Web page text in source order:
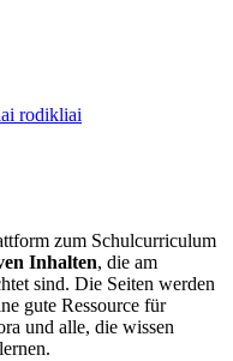
rodikliai
zum Schulcurriculum
Inhalten, die am
sind. Die Seiten werden
gute Ressource für
und alle, die wissen